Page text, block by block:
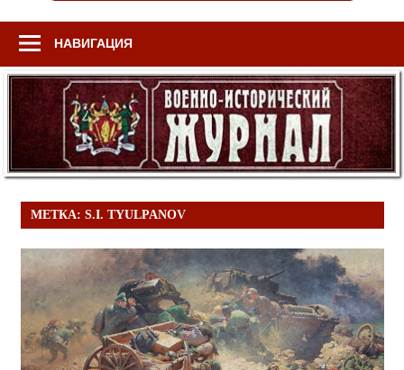
НАВИГАЦИЯ
МЕТКА: S.I. TYULPANOV